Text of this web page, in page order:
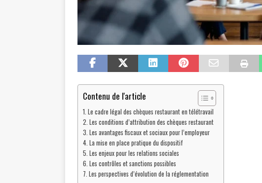
Contenu de l'article
Le cadre légal des chèques restaurant en télétravail
Les conditions d’attribution des chèques restaurant
Les avantages fiscaux et sociaux pour l’employeur
La mise en place pratique du dispositif
Les enjeux pour les relations sociales
Les contrôles et sanctions possibles
Les perspectives d’évolution de la réglementation